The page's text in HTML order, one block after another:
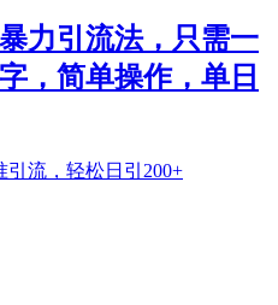
力引流法，只需一
，简单操作，单日